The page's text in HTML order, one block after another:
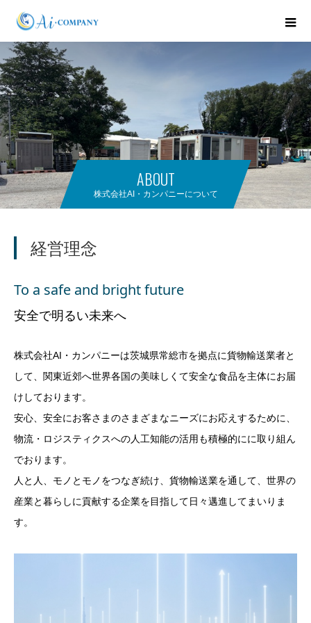
ABOUT
株式会社AI・カンパニーについて
経営理念
To a safe and bright future
安全で明るい未来へ
株式会社AI・カンパニーは茨城県常総市を拠点に貨物輸送業者と
して、関東近郊へ世界各国の美味しくて安全な食品を主体にお届
けしております。
安心、安全にお客さまのさまざまなニーズにお応えするために、
物流・ロジスティクスへの人工知能の活用も積極的にに取り組ん
でおります。
人と人、モノとモノをつなぎ続け、貨物輸送業を通して、世界の
産業と暮らしに貢献する企業を目指して日々邁進してまいりま
す。